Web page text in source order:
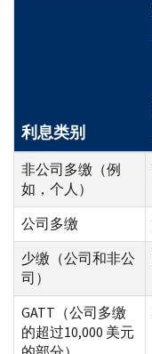
利息类别
非公司多缴（例
如，个人）
公司多缴
少缴（公司和非公
司）
GATT（公司多缴
的超过10,000 美元